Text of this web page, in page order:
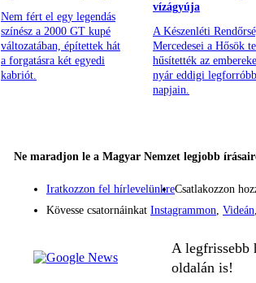
Nem fért el egy legendás
színész a 2000 GT kupé
változatában, építettek hát
a forgatásra két egyedi
kabriót.
vízágyúja
A Készenléti
Mercedesei a Hősök
hűsítették az
nyár eddigi legforróbb
napjain.
Ne maradjon le a Magyar Nemzet legjobb
Iratkozzon fel hírlevelünkreCsatlakozzon
Kövesse csatornáinkat Instagrammon, Videán,
A legfrissebb
oldalán is!